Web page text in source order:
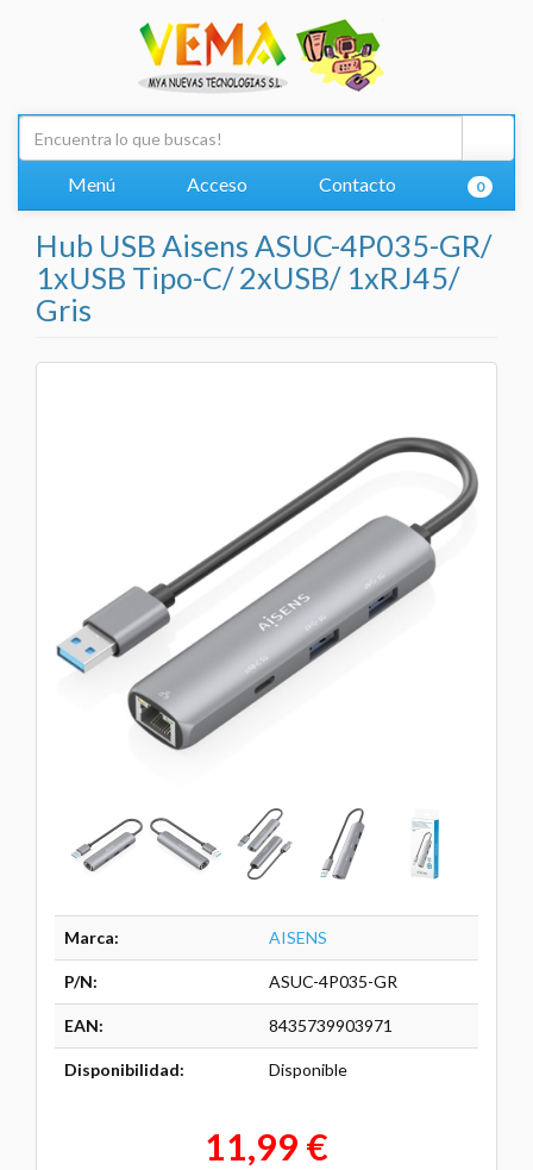
Menú Acceso Contacto 0
Hub USB Aisens ASUC-4P035-GR/
1xUSB Tipo-C/ 2xUSB/ 1xRJ45/
Gris
Marca: AISENS
P/N: ASUC-4P035-GR
EAN: 8435739903971
Disponibilidad: Disponible
11,99 €